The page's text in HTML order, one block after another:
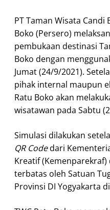
PT Taman Wisata
Boko (Persero)
pembukaan destinasi
Boko dengan
Jumat (24/9/2021).
pihak internal maupun
Ratu Boko akan
wisatawan pada Sabtu
Simulasi dilakukan
QR Codedari
Kreatif
terbatas oleh Satuan
Provinsi DI Yogyakarta